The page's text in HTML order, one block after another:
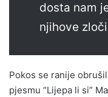
dosta nam
njihove
Pokos se ranije
pjesmu “Lijepa li si”